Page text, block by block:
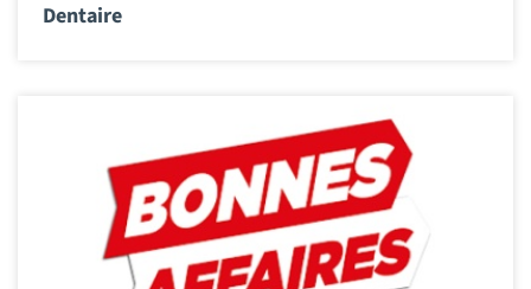
Dentaire